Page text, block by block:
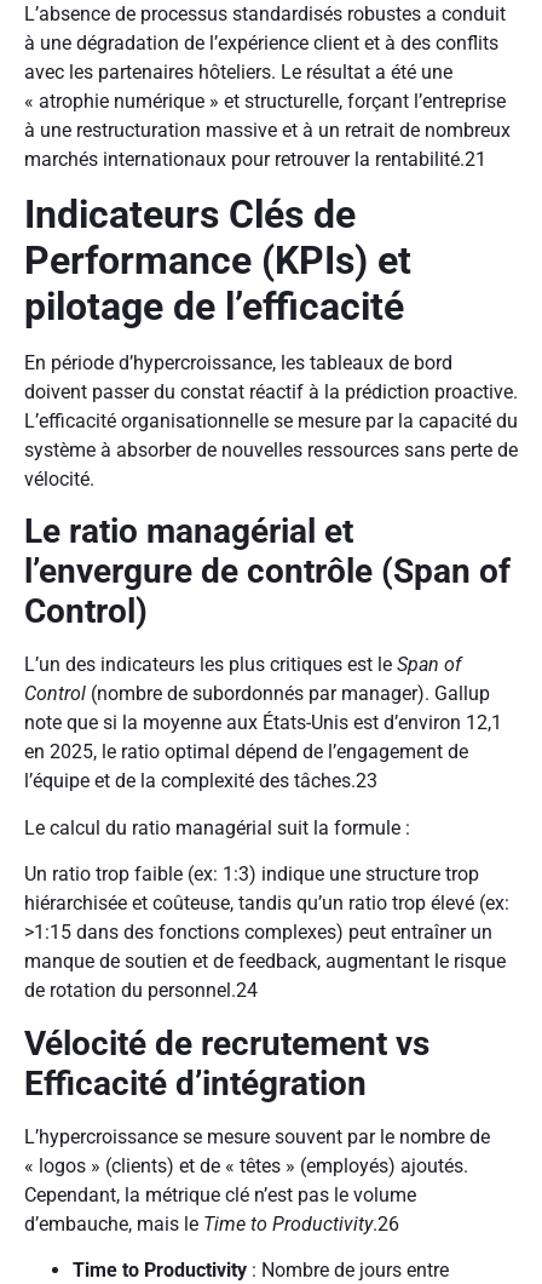
L’absence de processus standardisés robustes a conduit
à une dégradation de l’expérience client et à des conflits
avec les partenaires hôteliers. Le résultat a été une
« atrophie numérique » et structurelle, forçant l’entreprise
à une restructuration massive et à un retrait de nombreux
marchés internationaux pour retrouver la rentabilité.21
Indicateurs Clés de
Performance (KPIs) et
pilotage de l’efficacité
En période d’hypercroissance, les tableaux de bord
doivent passer du constat réactif à la prédiction proactive.
L’efficacité organisationnelle se mesure par la capacité du
système à absorber de nouvelles ressources sans perte de
vélocité.
Le ratio managérial et
l’envergure de contrôle (Span of
Control)
L’un des indicateurs les plus critiques est le Span of
Control (nombre de subordonnés par manager). Gallup
note que si la moyenne aux États-Unis est d’environ 12,1
en 2025, le ratio optimal dépend de l’engagement de
l’équipe et de la complexité des tâches.23
Le calcul du ratio managérial suit la formule :
Un ratio trop faible (ex: 1:3) indique une structure trop
hiérarchisée et coûteuse, tandis qu’un ratio trop élevé (ex:
>1:15 dans des fonctions complexes) peut entraîner un
manque de soutien et de feedback, augmentant le risque
de rotation du personnel.24
Vélocité de recrutement vs
Efficacité d’intégration
L’hypercroissance se mesure souvent par le nombre de
« logos » (clients) et de « têtes » (employés) ajoutés.
Cependant, la métrique clé n’est pas le volume
d’embauche, mais le Time to Productivity.26
Time to Productivity : Nombre de jours entre